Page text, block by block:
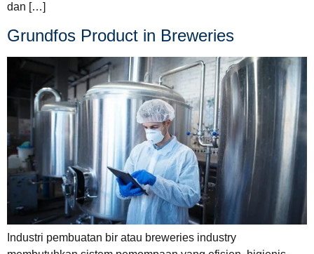
dan […]
Grundfos Product in Breweries
Industri pembuatan bir atau breweries industry